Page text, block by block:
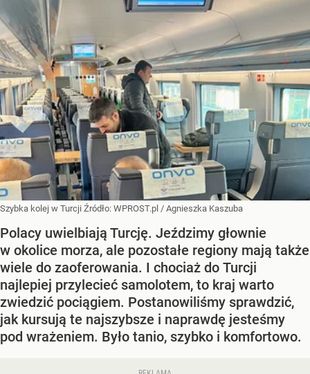
Szybka kolej w Turcji Źródło: WPROST.pl / Agnieszka Kaszuba
Polacy uwielbiają Turcję. Jeździmy głownie
w okolice morza, ale pozostałe regiony mają także
wiele do zaoferowania. I chociaż do Turcji
najlepiej przylecieć samolotem, to kraj warto
zwiedzić pociągiem. Postanowiliśmy sprawdzić,
jak kursują te najszybsze i naprawdę jesteśmy
pod wrażeniem. Było tanio, szybko i komfortowo.